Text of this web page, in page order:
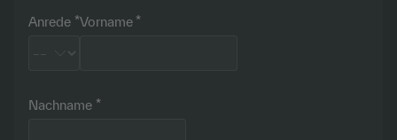
Anrede Vorname
Nachname